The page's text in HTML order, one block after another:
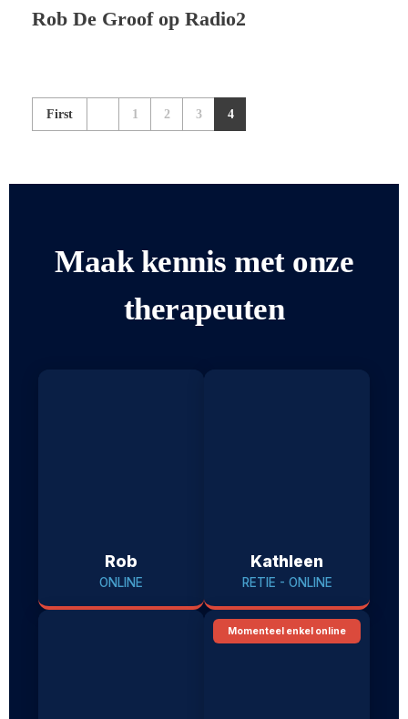
Rob De Groof op Radio2
First 1 2 3 4
Maak kennis met onze
therapeuten
Rob
ONLINE
Kathleen
RETIE - ONLINE
Momenteel enkel online